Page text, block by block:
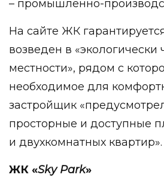
– промышленно-
На сайте ЖК
возведен в «экологически
местности», рядом с
необходимое для
застройщик
просторные и доступные
и двухкомнатных квартир».
ЖК «Sky Park»